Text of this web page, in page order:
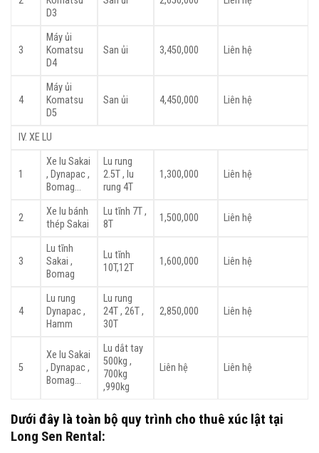
D3
3
Máy ủi
Komatsu
D4
San ủi 3,450,000 Liên hệ
4
Máy ủi
Komatsu
D5
San ủi 4,450,000 Liên hệ
IV. XE LU
1
Xe lu Sakai
, Dynapac ,
Bomag…
Lu rung
2.5T , lu
rung 4T
1,300,000 Liên hệ
2
Xe lu bánh
thép Sakai
Lu tĩnh 7T ,
8T
1,500,000 Liên hệ
3
Lu tĩnh
Sakai ,
Bomag
Lu tĩnh
10T,12T
1,600,000 Liên hệ
4
Lu rung
Dynapac ,
Hamm
Lu rung
24T , 26T ,
30T
2,850,000 Liên hệ
5
Xe lu Sakai
, Dynapac ,
Bomag…
Lu dắt tay
500kg ,
700kg
,990kg
Liên hệ Liên hệ
Dưới đây là toàn bộ quy trình cho thuê xúc lật tại
Long Sen Rental: